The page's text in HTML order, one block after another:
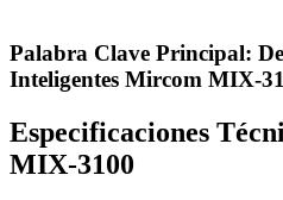
Palabra Clave Principal:
Inteligentes Mircom MIX-
Especificaciones
MIX-3100